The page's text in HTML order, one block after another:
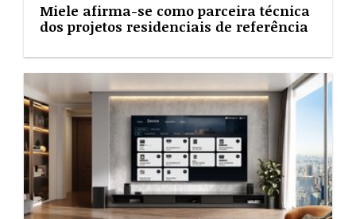
Miele afirma-se como parceira técnica
dos projetos residenciais de referência